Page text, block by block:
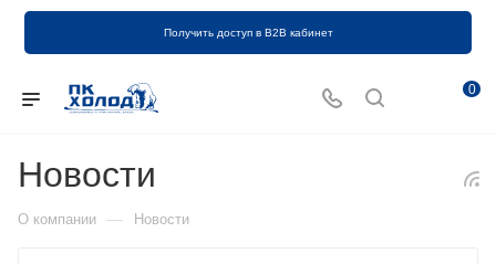
Получить доступ в B2B кабинет
0
Новости
О компании — Новости